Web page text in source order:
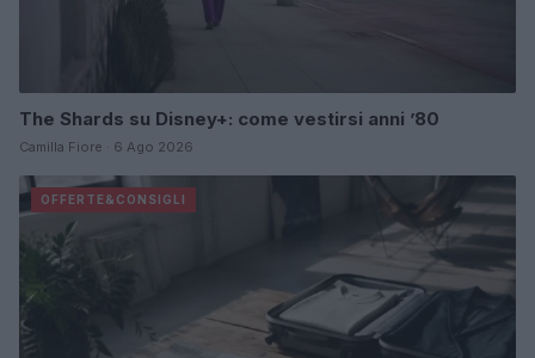
The Shards su Disney+: come vestirsi anni ’80
Camilla Fiore · 6 Ago 2026
OFFERTE&CONSIGLI